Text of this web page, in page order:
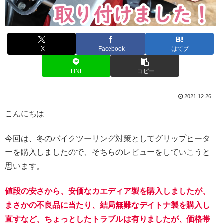
X Facebook はてブ
LINE コピー
2021.12.26
こんにちは
今回は、冬のバイクツーリング対策としてグリップヒータ
ーを購入しましたので、そちらのレビューをしていこうと
思います。
値段の安さから、安価なカエディア製を購入しましたが、
まさかの不良品に当たり、結局無難なデイトナ製を購入し
直すなど、ちょっとしたトラブルは有りましたが、価格帯